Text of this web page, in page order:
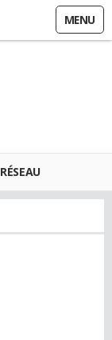
MENU
RÉSEAU